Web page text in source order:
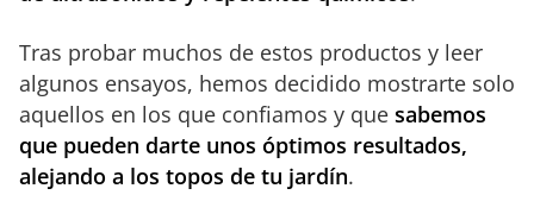
Tras probar muchos de estos productos y leer
algunos ensayos, hemos decidido mostrarte solo
aquellos en los que confiamos y que sabemos
que pueden darte unos óptimos resultados,
alejando a los topos de tu jardín.